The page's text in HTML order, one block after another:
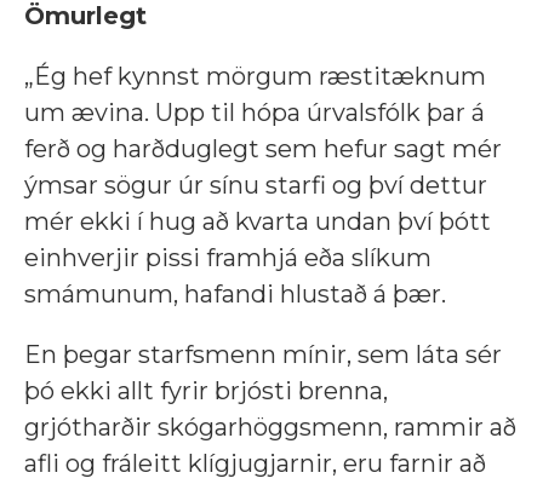
Ömurlegt
„Ég hef kynnst mörgum ræstitæknum
um ævina. Upp til hópa úrvalsfólk þar á
ferð og harðduglegt sem hefur sagt mér
ýmsar sögur úr sínu starfi og því dettur
mér ekki í hug að kvarta undan því þótt
einhverjir pissi framhjá eða slíkum
smámunum, hafandi hlustað á þær.
En þegar starfsmenn mínir, sem láta sér
þó ekki allt fyrir brjósti brenna,
grjótharðir skógarhöggsmenn, rammir að
afli og fráleitt klígjugjarnir, eru farnir að